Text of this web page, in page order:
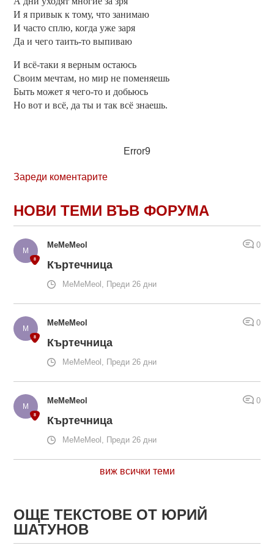
И я привык к тому, что занимаю
И часто сплю, когда уже заря
Да и чего таить-то выпиваю
И всё-таки я верным остаюсь
Своим мечтам, но мир не поменяешь
Быть может я чего-то и добьюсь
Но вот и всё, да ты и так всё знаешь.
Error9
Зареди коментарите
НОВИ ТЕМИ ВЪВ ФОРУМА
MeMeMeol 0
Къртечница
MeMeMeol, Преди 26 дни
MeMeMeol 0
Къртечница
MeMeMeol, Преди 26 дни
MeMeMeol 0
Къртечница
MeMeMeol, Преди 26 дни
виж всички теми
ОЩЕ ТЕКСТОВЕ ОТ ЮРИЙ
ШАТУНОВ